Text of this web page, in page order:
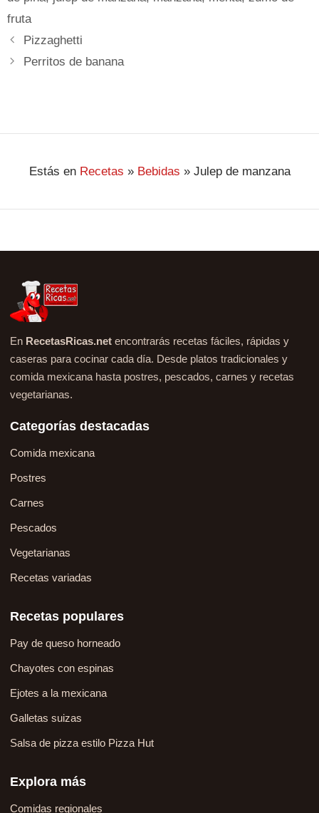
fruta
Pizzaghetti
Perritos de banana
Estás en Recetas » Bebidas » Julep de manzana
En RecetasRicas.net encontrarás recetas fáciles, rápidas y
caseras para cocinar cada día. Desde platos tradicionales y
comida mexicana hasta postres, pescados, carnes y recetas
vegetarianas.
Categorías destacadas
Comida mexicana
Postres
Carnes
Pescados
Vegetarianas
Recetas variadas
Recetas populares
Pay de queso horneado
Chayotes con espinas
Ejotes a la mexicana
Galletas suizas
Salsa de pizza estilo Pizza Hut
Explora más
Comidas regionales